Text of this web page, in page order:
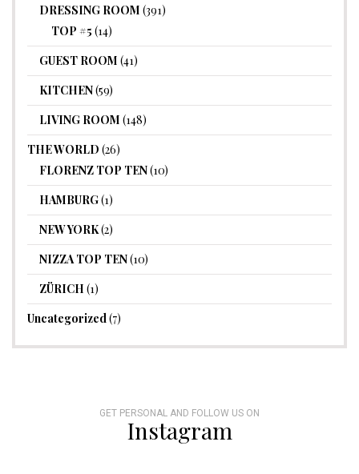
DRESSING ROOM (391)
TOP #5 (14)
GUEST ROOM (41)
KITCHEN(59)
LIVING ROOM (148)
THE WORLD (26)
FLORENZ TOP TEN(10)
HAMBURG(1)
NEW YORK(2)
NIZZA TOP TEN(10)
ZÜRICH (1)
Uncategorized (7)
GET PERSONAL AND FOLLOW US ON
Instagram